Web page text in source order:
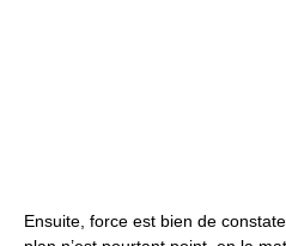
Ensuite, force est bien de